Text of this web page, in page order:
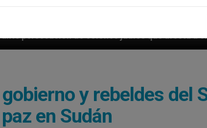
judíos que afecta a cristianos (y no sólo) en
y rebeldes del
en Sudán